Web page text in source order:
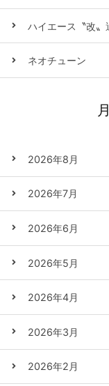
ハイエース〝改〟
ネオチューン
2026年8月
2026年7月
2026年6月
2026年5月
2026年4月
2026年3月
2026年2月